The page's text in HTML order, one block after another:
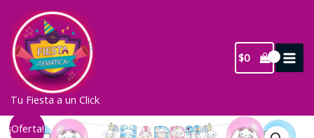
contenido
Tu Fiesta a un Click
$0
¡Oferta!